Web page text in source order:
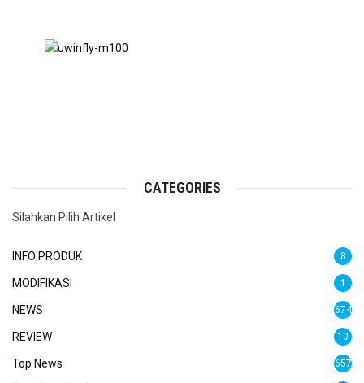
CATEGORIES
Silahkan Pilih Artikel
INFO PRODUK 8
MODIFIKASI 1
NEWS 674
REVIEW 10
Top News 657